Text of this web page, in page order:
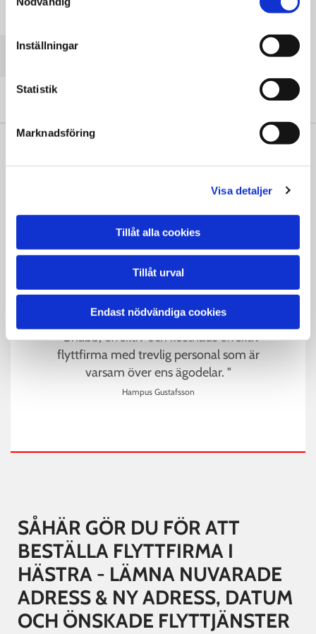
Inställningar
Statistik
Marknadsföring
Visa detaljer
Tillåt alla cookies
Tillåt urval
Endast nödvändiga cookies
" Vi är väldigt nöjda. Oerhört professionella.
Vera Moqvist
" Snabb, effektiv och kostnads effektiv
flyttfirma med trevlig personal som är
varsam över ens ägodelar. "
Hampus Gustafsson
SÅHÄR GÖR DU FÖR ATT
BESTÄLLA FLYTTFIRMA I
HÄSTRA - LÄMNA NUVARADE
ADRESS & NY ADRESS, DATUM
OCH ÖNSKADE FLYTTJÄNSTER